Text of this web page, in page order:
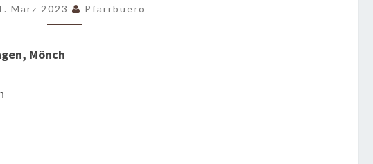
BIS
MÄRZ
März 2023 Pfarrbuero
Mönch